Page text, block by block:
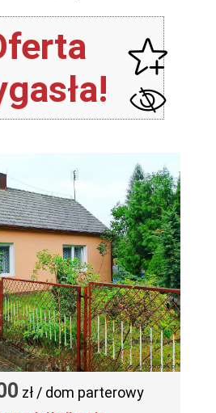
zł / dom parterowy